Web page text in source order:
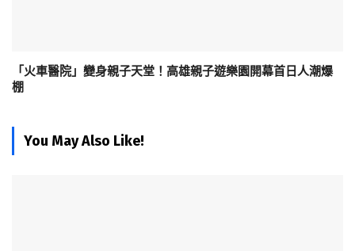
「火車醫院」變身親子天堂！高雄親子遊樂園開幕首日人潮爆
棚
You May Also Like!